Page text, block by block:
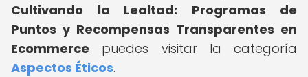
Cultivando la Lealtad: Programas de
Puntos y Recompensas Transparentes en
Ecommerce puedes visitar la categoría
Aspectos Éticos.